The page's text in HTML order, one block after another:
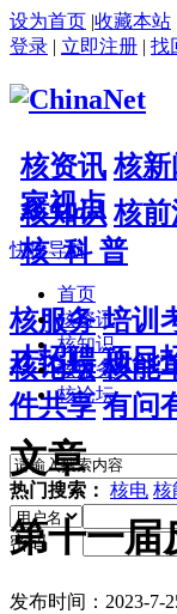
设为首页 |收藏本站
登录 | 立即注册 | 找
核资讯 核新
家视点
核知识 核前
核 科 普
核服务 培训
才招聘 项目
核论坛 核能
件共享 有问
热门搜索： 核电 核
密码
快捷导航
首页
核资讯
核知识
核服务
核论坛
文章
第十一届
发布时间：2023-7-